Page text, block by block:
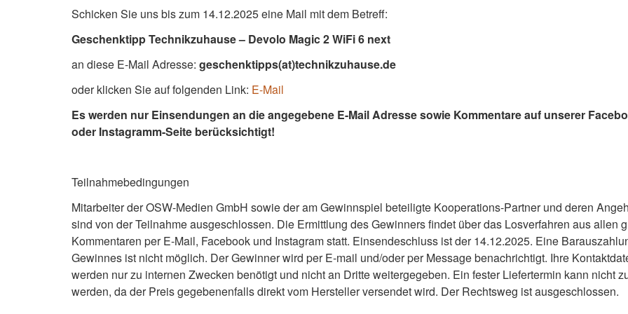
Schicken Sie uns bis zum 14.12.2025 eine Mail mit dem Betreff:
Geschenktipp Technikzuhause – Devolo Magic 2 WiFi 6 next
an diese E-Mail Adresse: geschenktipps(at)technikzuhause.de
oder klicken Sie auf folgenden Link: E-Mail
Es werden nur Einsendungen an die angegebene E-Mail Adresse sowie Kommentare auf unserer
oder Instagramm-Seite berücksichtigt!
Teilnahmebedingungen
Mitarbeiter der OSW-Medien GmbH sowie der am Gewinnspiel beteiligte Kooperations-Partner und deren
sind von der Teilnahme ausgeschlossen. Die Ermittlung des Gewinners findet über das Losverfahren aus allen
Kommentaren per E-Mail, Facebook und Instagram statt. Einsendeschluss ist der 14.12.2025. Eine
Gewinnes ist nicht möglich. Der Gewinner wird per E-mail und/oder per Message benachrichtigt. Ihre
werden nur zu internen Zwecken benötigt und nicht an Dritte weitergegeben. Ein fester Liefertermin kann nicht
werden, da der Preis gegebenenfalls direkt vom Hersteller versendet wird. Der Rechtsweg ist ausgeschlossen.